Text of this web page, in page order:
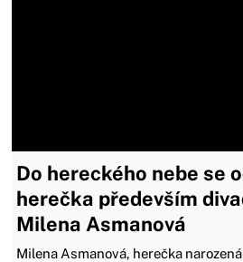
Do hereckého nebe se
herečka především
Milena Asmanová
Milena Asmanová, herečka